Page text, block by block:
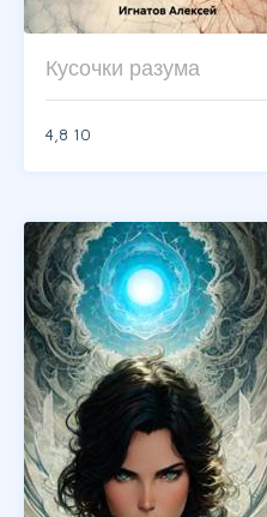
Кусочки разума
4,8 10